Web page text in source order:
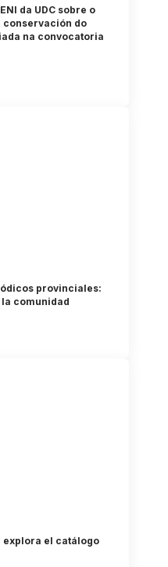
da UDC sobre o
conservación do
na convocatoria
provinciales:
comunidad
explora el catálogo